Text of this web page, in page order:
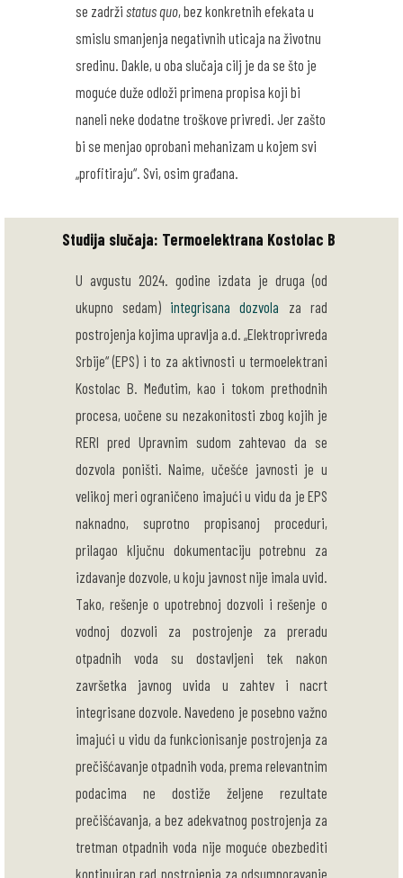
se zadrži status quo, bez konkretnih efekata u
smislu smanjenja negativnih uticaja na životnu
sredinu. Dakle, u oba slučaja cilj je da se što je
moguće duže odloži primena propisa koji bi
naneli neke dodatne troškove privredi. Jer zašto
bi se menjao oprobani mehanizam u kojem svi
„profitiraju“. Svi, osim građana.
Studija slučaja: Termoelektrana Kostolac B
U avgustu 2024. godine izdata je druga (od
ukupno sedam) integrisana dozvola za rad
postrojenja kojima upravlja a.d. „Elektroprivreda
Srbije“ (EPS) i to za aktivnosti u termoelektrani
Kostolac B. Međutim, kao i tokom prethodnih
procesa, uočene su nezakonitosti zbog kojih je
RERI pred Upravnim sudom zahtevao da se
dozvola poništi. Naime, učešće javnosti je u
velikoj meri ograničeno imajući u vidu da je EPS
naknadno, suprotno propisanoj proceduri,
prilagao ključnu dokumentaciju potrebnu za
izdavanje dozvole, u koju javnost nije imala uvid.
Tako, rešenje o upotrebnoj dozvoli i rešenje o
vodnoj dozvoli za postrojenje za preradu
otpadnih voda su dostavljeni tek nakon
završetka javnog uvida u zahtev i nacrt
integrisane dozvole. Navedeno je posebno važno
imajući u vidu da funkcionisanje postrojenja za
prečišćavanje otpadnih voda, prema relevantnim
podacima ne dostiže željene rezultate
prečišćavanja, a bez adekvatnog postrojenja za
tretman otpadnih voda nije moguće obezbediti
kontinuiran rad postrojenja za odsumporavanje